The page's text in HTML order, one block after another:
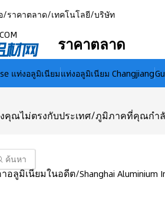
/ราคาตลาด/เทคโนโลยี/บริษัท
ราคาตลาด
แท่งอลูมิเนียมแท่งอลูมิเนียม Changjiang
ค้นหา
ณไม่ตรงกับประเทศ/ภูมิภาคที่คุณกำลั
อลูมิเนียมในอดีต/Shanghai Aluminium